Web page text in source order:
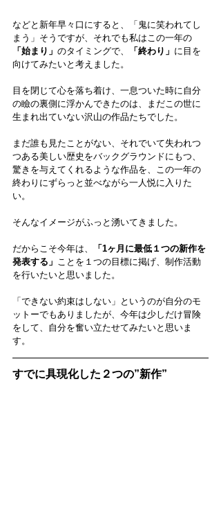
などと新年早々口にすると、「鬼に笑われてし
まう」そうですが、それでも私はこの一年の
「始まり」 のタイミングで、 「終わり」 に目を
向けてみたいと考えました。
目を閉じて心を落ち着け、一息ついた時に自分
の瞼の裏側に浮かんできたのは、まだこの世に
生まれ出ていない沢山の作品たちでした。
まだ誰も見たことがない、それでいて失われつ
つある美しい歴史をバックグラウンドにもつ、
驚きを与えてくれるような作品を、この一年の
終わりにずらっと並べながら一人悦に入りた
い。
そんなイメージがふっと湧いてきました。
だからこそ今年は、
「1ヶ月に最低１つの新作を
発表する」 ことを１つの目標に掲げ、制作活動
を行いたいと思いました。
「できない約束はしない」というのが自分のモ
ットーでもありましたが、今年は少しだけ冒険
をして、自分を奮い立たせてみたいと思いま
す。
すでに具現化した２つの”新作”